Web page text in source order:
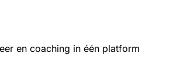
en coaching in één platform